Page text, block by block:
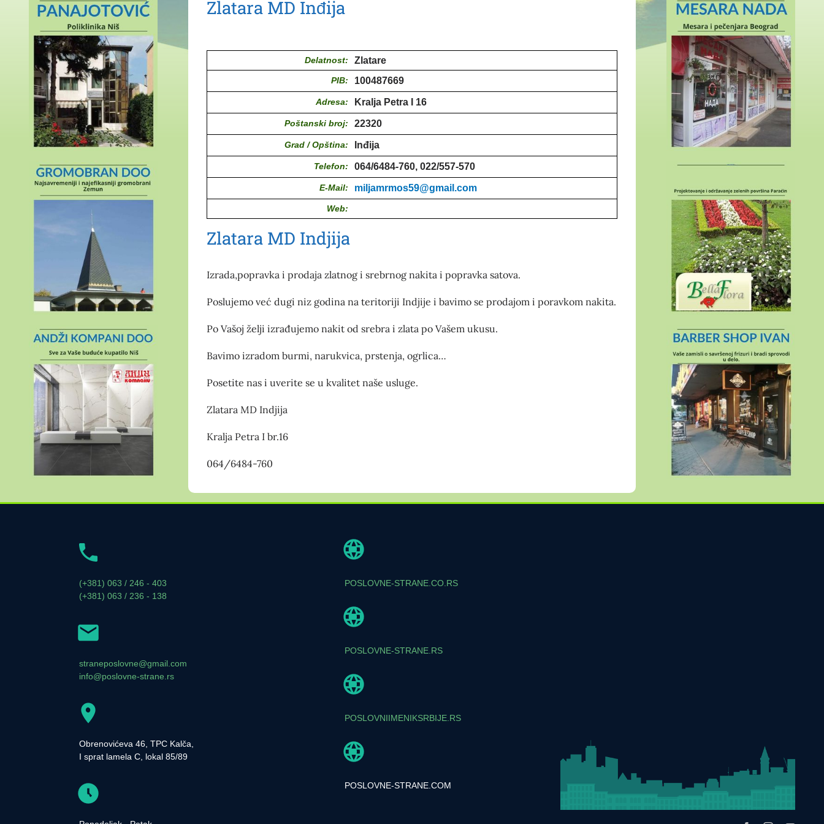
Zlatara MD Inđija
Delatnost: Zlatare
PIB: 100487669
Adresa: Kralja Petra I 16
Poštanski broj: 22320
Grad / Opština: Inđija
Telefon: 064/6484-760, 022/557-570
E-Mail: miljamrmos59@gmail.com
Web:
Zlatara MD Indjija
Izrada,popravka i prodaja zlatnog i srebrnog nakita i popravka satova.
Poslujemo već dugi niz godina na teritoriji Indjije i bavimo se prodajom i poravkom nakita.
Po Vašoj želji izrađujemo nakit od srebra i zlata po Vašem ukusu.
Bavimo izradom burmi, narukvica, prstenja, ogrlica…
Posetite nas i uverite se u kvalitet naše usluge.
Zlatara MD Indjija
Kralja Petra I br.16
064/6484-760
(+381) 063 / 246 - 403
(+381) 063 / 236 - 138
straneposlovne@gmail.com
info@poslovne-strane.rs
Obrenovićeva 46, TPC Kalča,
I sprat lamela C, lokal 85/89
POSLOVNE-STRANE.CO.RS
POSLOVNE-STRANE.RS
POSLOVNIIMENIKSRBIJE.RS
POSLOVNE-STRANE.COM